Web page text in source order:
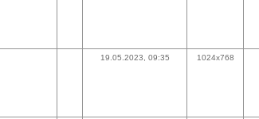
19.05.2023, 09:35 1024x768